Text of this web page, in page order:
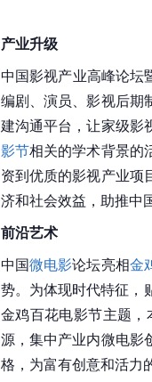
产业升级
中国影视产业高峰论坛
编剧、演员、影视后期
建沟通平台，让家级影
影节相关的学术背景的
资到优质的影视产业项
济和社会效益，助推中
前沿艺术
中国微电影论坛亮相金
势。为体现时代特征，
金鸡百花电影节主题
源，集中产业内微电影
格，为富有创意和活力